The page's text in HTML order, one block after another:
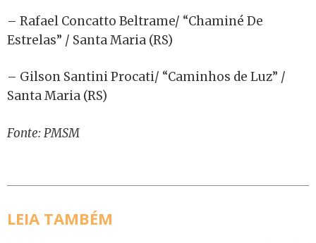
– Rafael Concatto Beltrame/ “Chaminé De
Estrelas” / Santa Maria (RS)
– Gilson Santini Procati/ “Caminhos de Luz” /
Santa Maria (RS)
Fonte: PMSM
LEIA TAMBÉM